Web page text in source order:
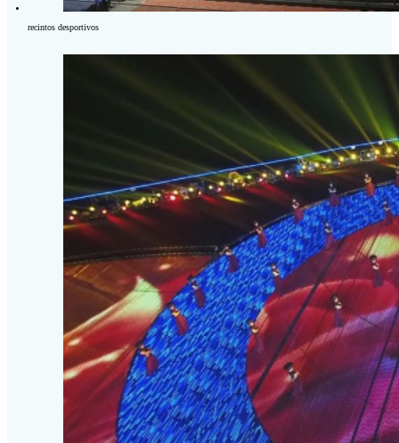
recintos desportivos